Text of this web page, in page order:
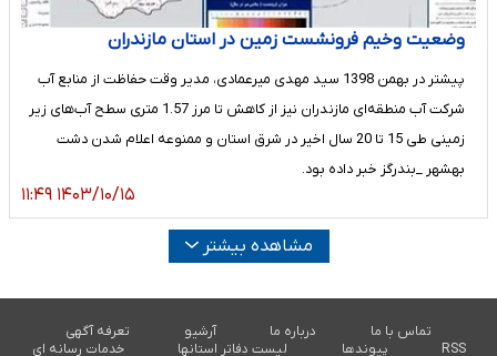
وضعیت وخیم فرونشست زمین در استان مازندران
پیشتر در بهمن 1398 سید مهدی میرعمادی، مدیر وقت حفاظت از منابع آب
شرکت آب منطقه‌ای مازندران نیز از کاهش تا مرز 1.57 متری سطح آب‌های زیر
زمینی طی 15 تا 20 سال اخیر در شرق استان و ممنوعه اعلام شدن دشت
بهشهر _بندرگز خبر داده بود.
۱۴۰۳/۱۰/۱۵ ۱۱:۴۹
مشاهده بیشتر
تماس با ما درباره ما آرشیو
تعرفه آگهی
RSS
پیوندها لیست دفاتر استانها خدمات رسانه ای